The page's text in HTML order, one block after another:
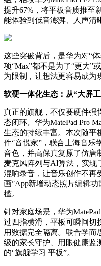
提升67%，将平板音质推至
能体验到低音澎湃、人声清
这些突破背后，是华为对“
项“Max”都不是为了“更大”
为限制，让想法更容易成为
软硬一体化生态：从“大屏
真正的旗舰，不仅要硬件强
态闭环。华为MatePad Pro
生态的持续丰富。本次随平
件“音悦家”，联合上海音乐
音色，并高保真复原了仿唐
麦克风阵列与AI算法，实现
混响录音，让音乐创作不再
画”App新增动态照片编辑
槛。
针对家庭场景，华为
过四指横滑，平板可瞬间切
用数据完全隔离。联合学而
级的家长守护、用眼健康监
的“旗舰学习 平板”。